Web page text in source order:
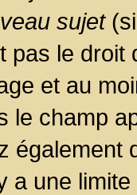
sujet(si
pas le
et au
le champ
également
a une